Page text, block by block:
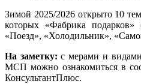
Зимой 2025/2026 открыто 10
которых «Фабрика подарков»
«Поезд», «Холодильник»,
На заметку: с мерами и
МСП можно ознакомиться в
КонсультантПлюс.